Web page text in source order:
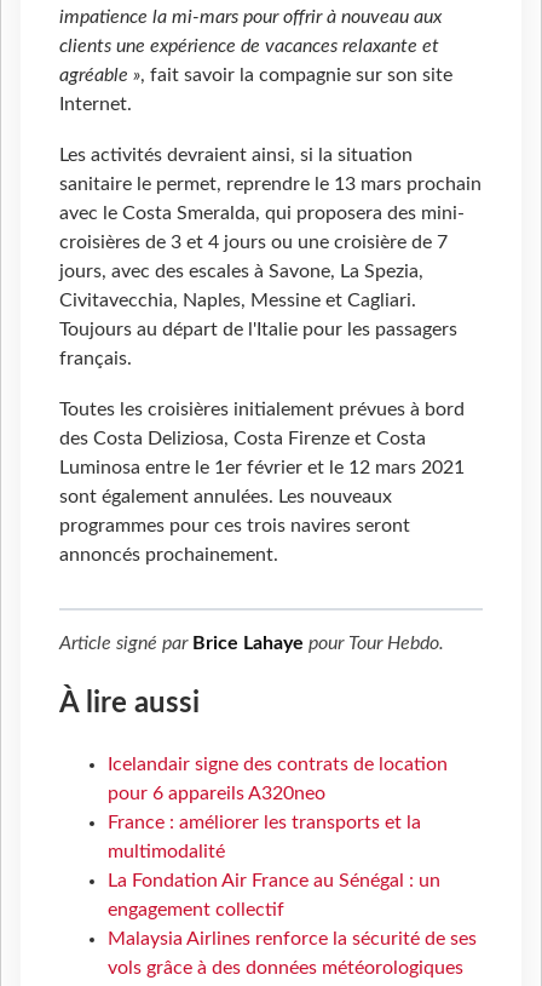
impatience la mi-mars pour offrir à nouveau aux
clients une expérience de vacances relaxante et
agréable », fait savoir la compagnie sur son site
Internet.
Les activités devraient ainsi, si la situation
sanitaire le permet, reprendre le 13 mars prochain
avec le Costa Smeralda, qui proposera des mini-
croisières de 3 et 4 jours ou une croisière de 7
jours, avec des escales à Savone, La Spezia,
Civitavecchia, Naples, Messine et Cagliari.
Toujours au départ de l'Italie pour les passagers
français.
Toutes les croisières initialement prévues à bord
des Costa Deliziosa, Costa Firenze et Costa
Luminosa entre le 1er février et le 12 mars 2021
sont également annulées. Les nouveaux
programmes pour ces trois navires seront
annoncés prochainement.
Article signé par Brice Lahaye pour Tour Hebdo.
À lire aussi
Icelandair signe des contrats de location
pour 6 appareils A320neo
France : améliorer les transports et la
multimodalité
La Fondation Air France au Sénégal : un
engagement collectif
Malaysia Airlines renforce la sécurité de ses
vols grâce à des données météorologiques